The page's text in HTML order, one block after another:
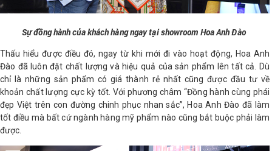
Sự đồng hành của khách hàng ngay tại showroom Hoa Anh Đào
Thấu hiểu được điều đó, ngay từ khi mới đi vào hoạt động, Hoa Anh
Đào đã luôn đặt chất lượng và hiệu quả của sản phẩm lên tất cả. Dù
chỉ là những sản phẩm có giá thành rẻ nhất cũng được đầu tư về
khoản chất lượng cực kỳ tốt. Với phương châm “Đồng hành cùng phái
đẹp Việt trên con đường chinh phục nhan sắc”, Hoa Anh Đào đã làm
tốt điều mà bất cứ ngành hàng mỹ phẩm nào cũng bắt buộc phải làm
được.